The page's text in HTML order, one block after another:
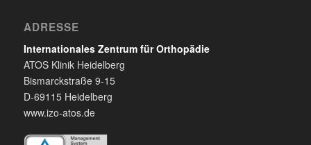
ADRESSE
Internationales Zentrum für Orthopädie
ATOS Klinik Heidelberg
Bismarckstraße 9-15
D-69115 Heidelberg
www.izo-atos.de